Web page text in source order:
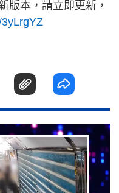
版本，請立即更新，